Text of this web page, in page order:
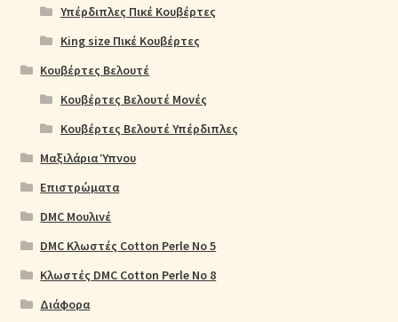
Υπέρδιπλες Πικέ Κουβέρτες
King size Πικέ Κουβέρτες
Κουβέρτες Βελουτέ
Κουβέρτες Βελουτέ Μονές
Κουβέρτες Βελουτέ Υπέρδιπλες
Μαξιλάρια Ύπνου
Επιστρώματα
DMC Μουλινέ
DMC Κλωστές Cotton Perle No 5
Κλωστές DMC Cotton Perle No 8
Διάφορα